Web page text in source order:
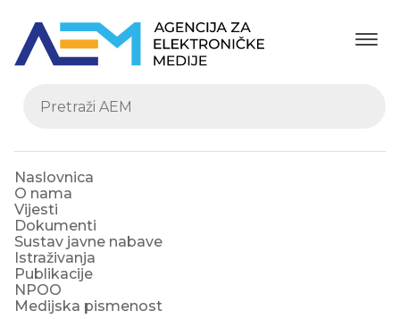
Naslovnica
O nama
Vijesti
Dokumenti
Sustav javne nabave
Istraživanja
Publikacije
NPOO
Medijska pismenost